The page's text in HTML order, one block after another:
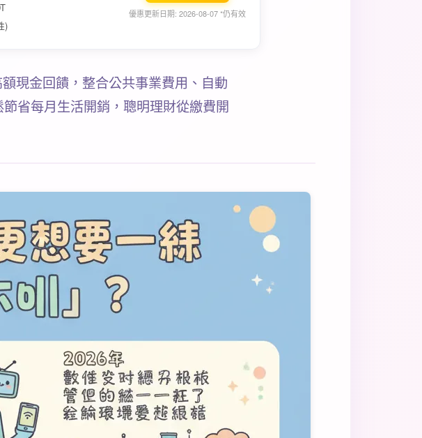
)
優惠更新日期: 2026-08-07 *仍有效
現金回饋，整合公共事業費用、自動
省每月生活開銷，聰明理財從繳費開